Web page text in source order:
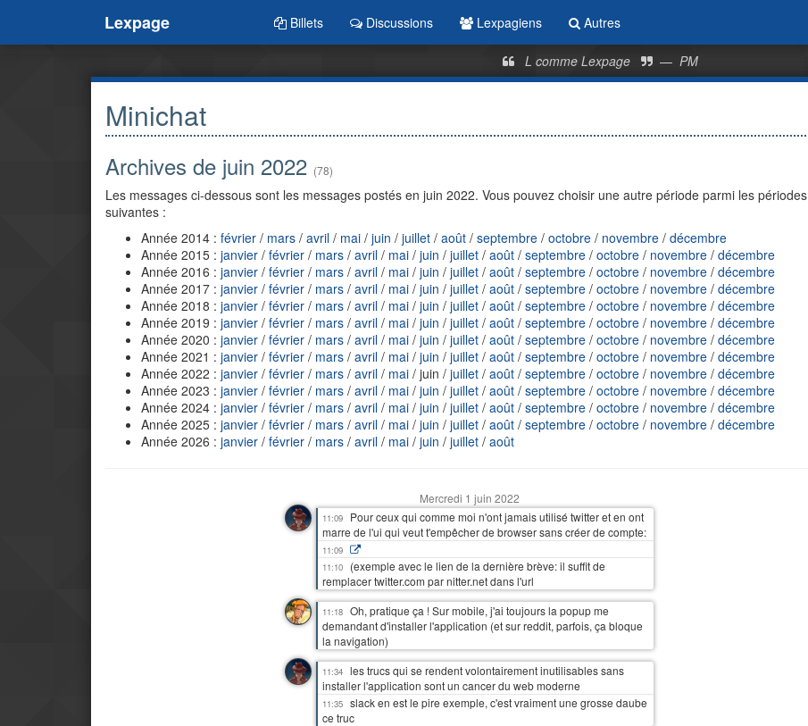
Lexpage Billets Discussions Lexpagiens Autres
L comme Lexpage — PM
Minichat
Archives de juin 2022 (78)
Les messages ci-dessous sont les messages postés en juin 2022. Vous pouvez choisir une autre période parmi les périodes
suivantes :
Année 2014 : février / mars / avril / mai / juin / juillet / août / septembre / octobre / novembre / décembre
Année 2015 : janvier / février / mars / avril / mai / juin / juillet / août / septembre / octobre / novembre / décembre
Année 2016 : janvier / février / mars / avril / mai / juin / juillet / août / septembre / octobre / novembre / décembre
Année 2017 : janvier / février / mars / avril / mai / juin / juillet / août / septembre / octobre / novembre / décembre
Année 2018 : janvier / février / mars / avril / mai / juin / juillet / août / septembre / octobre / novembre / décembre
Année 2019 : janvier / février / mars / avril / mai / juin / juillet / août / septembre / octobre / novembre / décembre
Année 2020 : janvier / février / mars / avril / mai / juin / juillet / août / septembre / octobre / novembre / décembre
Année 2021 : janvier / février / mars / avril / mai / juin / juillet / août / septembre / octobre / novembre / décembre
Année 2022 : janvier / février / mars / avril / mai / juin / juillet / août / septembre / octobre / novembre / décembre
Année 2023 : janvier / février / mars / avril / mai / juin / juillet / août / septembre / octobre / novembre / décembre
Année 2024 : janvier / février / mars / avril / mai / juin / juillet / août / septembre / octobre / novembre / décembre
Année 2025 : janvier / février / mars / avril / mai / juin / juillet / août / septembre / octobre / novembre / décembre
Année 2026 : janvier / février / mars / avril / mai / juin / juillet / août
Mercredi 1 juin 2022
11:09
Pour ceux qui comme moi n'ont jamais utilisé twitter et en ont
marre de l'ui qui veut t'empêcher de browser sans créer de compte:
11:09
11:10
(exemple avec le lien de la dernière brève: il suffit de
remplacer twitter.com par nitter.net dans l'url
11:18 Oh, pratique ça ! Sur mobile, j'ai toujours la popup me
demandant d'installer l'application (et sur reddit, parfois, ça bloque
la navigation)
11:34 les trucs qui se rendent volontairement inutilisables sans
installer l'application sont un cancer du web moderne
11:35 slack en est le pire exemple, c'est vraiment une grosse daube
ce truc